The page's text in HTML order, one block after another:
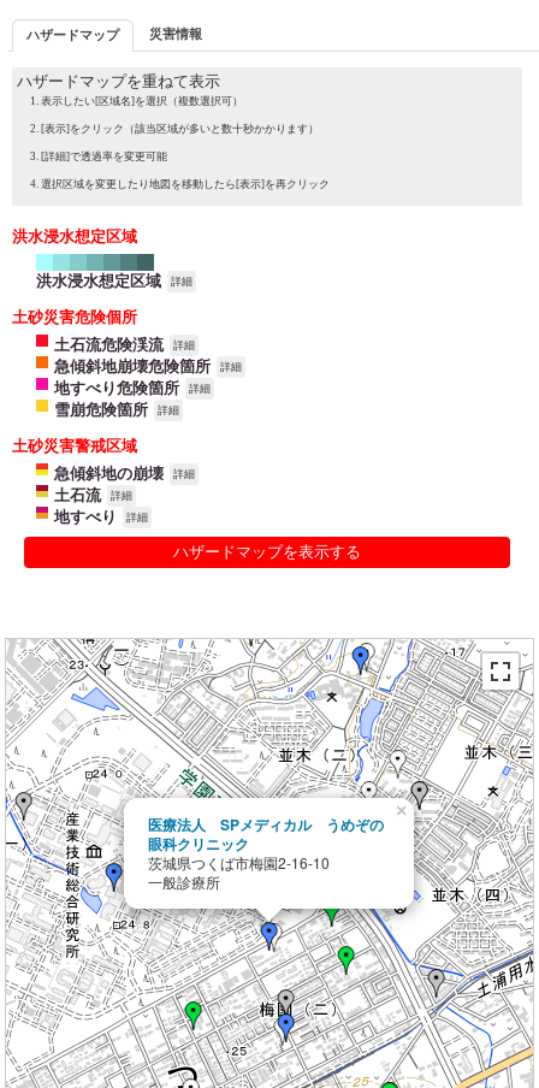
ハザードマップ 災害情報
ハザードマップを重ねて表示
表示したい[区域名]を選択（複数選択可）
[表示]をクリック（該当区域が多いと数十秒かかります）
[詳細]で透過率を変更可能
選択区域を変更したり地図を移動したら[表示]を再クリック
洪水浸水想定区域
洪水浸水想定区域 詳細
土砂災害危険個所
土石流危険渓流
詳細
急傾斜地崩壊危険箇所 詳細
地すべり危険箇所 詳細
雪崩危険箇所 詳細
土砂災害警戒区域
急傾斜地の崩壊
詳細
土石流 詳細
地すべり 詳細
ハザードマップを表示する
医療法人 SPメディカル うめぞの
眼科クリニック
茨城県つくば市梅園2-16-10
一般診療所
×